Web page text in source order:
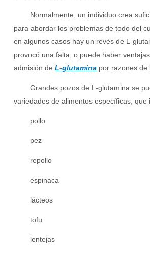
Normalmente, un individuo crea
para abordar los problemas de todo del
en algunos casos hay un revés de L-
provocó una falta, o puede haber
admisión de L-glutamina por razones de
Grandes pozos de L-glutamina se
variedades de alimentos específicas, que
pollo
pez
repollo
espinaca
lácteos
tofu
lentejas